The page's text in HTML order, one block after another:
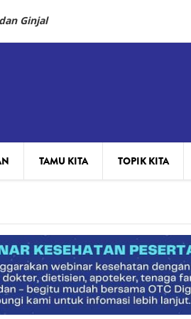
Ginjal
TAMU KITA TOPIK KITA